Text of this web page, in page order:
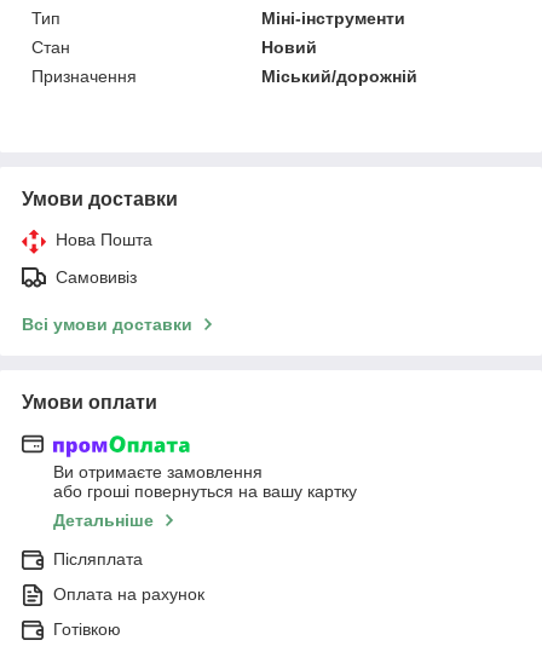
Тип
Міні-інструменти
Стан
Новий
Призначення
Міський/дорожній
Умови доставки
Нова Пошта
Самовивіз
Всі умови доставки
Умови оплати
Ви отримаєте замовлення
або гроші повернуться на вашу картку
Детальніше
Післяплата
Оплата на рахунок
Готівкою